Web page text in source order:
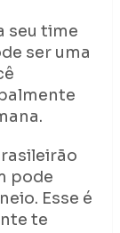
seu time
ser uma
pode
Esse é
te